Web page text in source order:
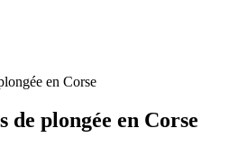
en Corse
de plongée en Corse